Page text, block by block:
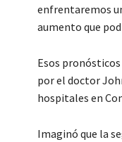
enfrentaremos
aumento que
Esos
por el doctor
hospitales en
Imaginó que la